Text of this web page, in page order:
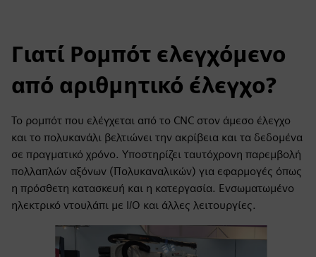
Γιατί Ρομπότ ελεγχόμενο
από αριθμητικό έλεγχο?
Το ρομπότ που ελέγχεται από το CNC στον άμεσο έλεγχο
και το πολυκανάλι βελτιώνει την ακρίβεια και τα δεδομένα
σε πραγματικό χρόνο. Υποστηρίζει ταυτόχρονη παρεμβολή
πολλαπλών αξόνων (Πολυκαναλικών) για εφαρμογές όπως
η πρόσθετη κατασκευή και η κατεργασία. Ενσωματωμένο
ηλεκτρικό ντουλάπι με I/O και άλλες λειτουργίες.